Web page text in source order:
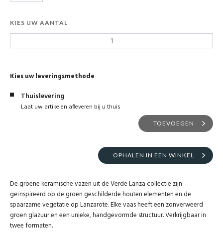
KIES UW AANTAL
Kies uw leveringsmethode
Thuislevering
Laat uw artikelen afleveren bij u thuis
TOEVOEGEN
OPHALEN IN EEN WINKEL
De groene keramische vazen uit de Verde Lanza collectie zijn
geïnspireerd op de groen geschilderde houten elementen en de
spaarzame vegetatie op Lanzarote. Elke vaas heeft een zonverweerd
groen glazuur en een unieke, handgevormde structuur. Verkrijgbaar in
twee formaten.